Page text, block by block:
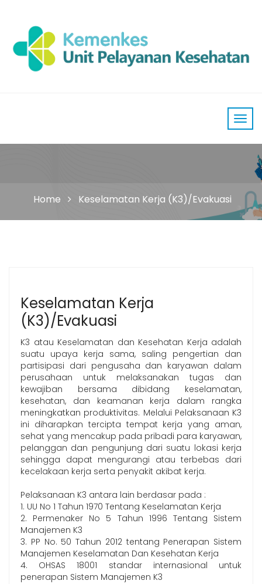
Home Keselamatan Kerja (K3)/Evakuasi
Keselamatan Kerja
(K3)/Evakuasi
K3 atau Keselamatan dan Kesehatan Kerja adalah
suatu upaya kerja sama, saling pengertian dan
partisipasi dari pengusaha dan karyawan dalam
perusahaan untuk melaksanakan tugas dan
kewajiban bersama dibidang keselamatan,
kesehatan, dan keamanan kerja dalam rangka
meningkatkan produktivitas. Melalui Pelaksanaan K3
ini diharapkan tercipta tempat kerja yang aman,
sehat yang mencakup pada pribadi para karyawan,
pelanggan dan pengunjung dari suatu lokasi kerja
sehingga dapat mengurangi atau terbebas dari
kecelakaan kerja serta penyakit akibat kerja.
Pelaksanaan K3 antara lain berdasar pada :
1. UU No 1 Tahun 1970 Tentang Keselamatan Kerja
2. Permenaker No 5 Tahun 1996 Tentang Sistem
Manajemen K3
3. PP No. 50 Tahun 2012 tentang Penerapan Sistem
Manajemen Keselamatan Dan Kesehatan Kerja
4. OHSAS 18001 standar internasional untuk
penerapan Sistem Manajemen K3